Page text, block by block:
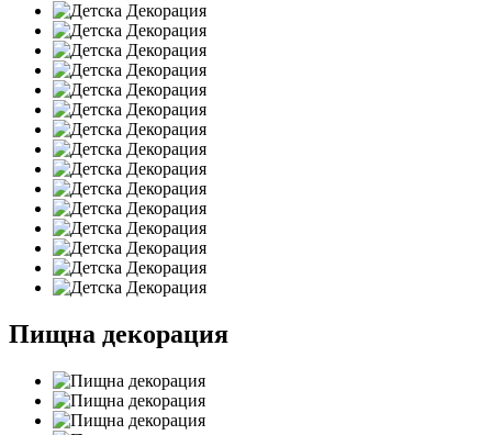
Пищна декорация